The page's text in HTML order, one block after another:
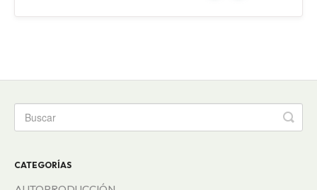
CATEGORÍAS